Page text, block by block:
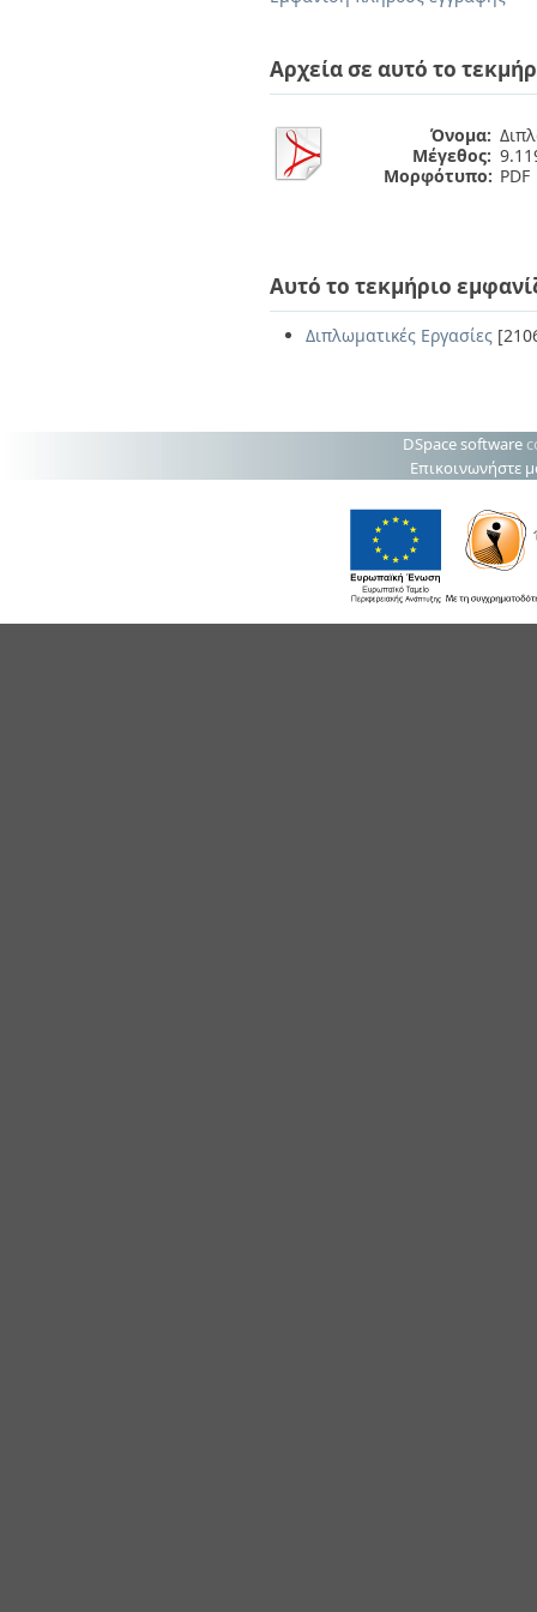
Αρχεία σε αυτό το
Όνομα:
Μέγεθος:
Μορφότυπο: PDF
Αυτό το τεκμήριο
Διπλωματικές Εργασίες
DSpace software
Επικοινωνήστε